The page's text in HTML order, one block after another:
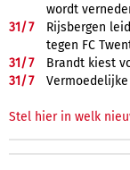
wordt
31/7
Rijsbergen
tegen FC
31/7
Brandt kiest
31/7
Stel hier in welk